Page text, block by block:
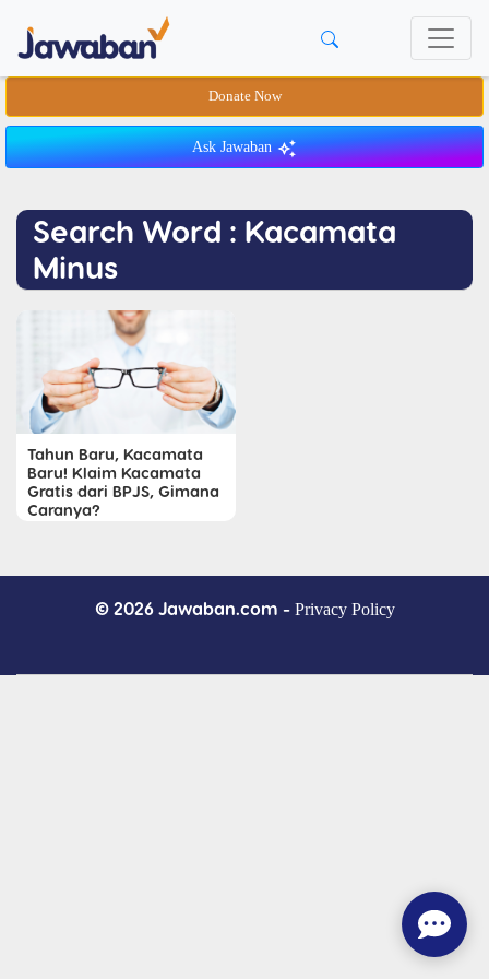
Donate Now
Ask Jawaban
Search Word : Kacamata
Minus
Tahun Baru, Kacamata
Baru! Klaim Kacamata
Gratis dari BPJS, Gimana
Caranya?
© 2026 Jawaban.com - Privacy Policy